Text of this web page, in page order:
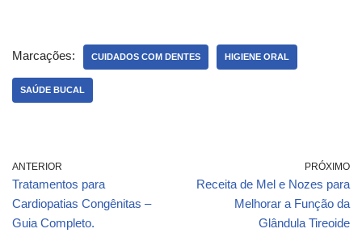
Marcações: CUIDADOS COM DENTES HIGIENE ORAL
SAÚDE BUCAL
ANTERIOR
Tratamentos para
Cardiopatias Congênitas –
Guia Completo.
PRÓXIMO
Receita de Mel e Nozes para
Melhorar a Função da
Glândula Tireoide